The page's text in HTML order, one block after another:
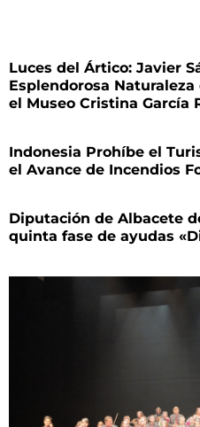
Luces del Ártico: Javier
Esplendorosa
el Museo Cristina García
Indonesia Prohíbe el
el Avance de Incendios
Diputación de Albacete
quinta fase de ayudas